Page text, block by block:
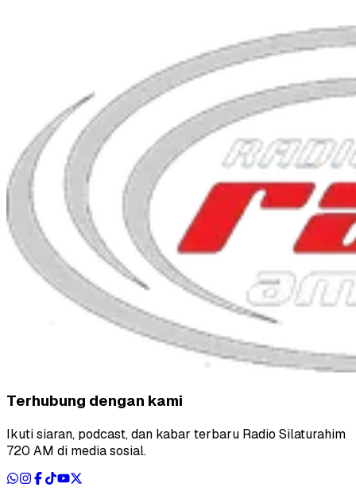
Terhubung dengan kami
Ikuti siaran, podcast, dan kabar terbaru Radio Silaturahim
720 AM di media sosial.